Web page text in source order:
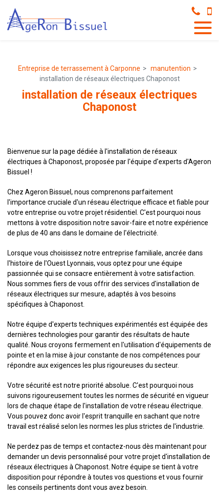
Entreprise de terrassement à Carponne
manutention
installation de réseaux électriques Chaponost
installation de réseaux électriques
Chaponost
Bienvenue sur la page dédiée à l'installation de réseaux
électriques à Chaponost, proposée par l'équipe d'experts d'Ageron
Bissuel !
Chez Ageron Bissuel, nous comprenons parfaitement
l'importance cruciale d'un réseau électrique efficace et fiable pour
votre entreprise ou votre projet résidentiel. C'est pourquoi nous
mettons à votre disposition notre savoir-faire et notre expérience
de plus de 40 ans dans le domaine de l'électricité.
Lorsque vous choisissez notre entreprise familiale, ancrée dans
l'histoire de l'Ouest Lyonnais, vous optez pour une équipe
passionnée qui se consacre entièrement à votre satisfaction.
Nous sommes fiers de vous offrir des services d'installation de
réseaux électriques sur mesure, adaptés à vos besoins
spécifiques à Chaponost.
Notre équipe d'experts techniques expérimentés est équipée des
dernières technologies pour garantir des résultats de haute
qualité. Nous croyons fermement en l'utilisation d'équipements de
pointe et en la mise à jour constante de nos compétences pour
répondre aux exigences les plus rigoureuses du secteur.
Votre sécurité est notre priorité absolue. C'est pourquoi nous
suivons rigoureusement toutes les normes de sécurité en vigueur
lors de chaque étape de l'installation de votre réseau électrique.
Vous pouvez donc avoir l'esprit tranquille en sachant que notre
travail est réalisé selon les normes les plus strictes de l'industrie.
Ne perdez pas de temps et contactez-nous dès maintenant pour
demander un devis personnalisé pour votre projet d'installation de
réseaux électriques à Chaponost. Notre équipe se tient à votre
disposition pour répondre à toutes vos questions et vous fournir
les conseils pertinents dont vous avez besoin.